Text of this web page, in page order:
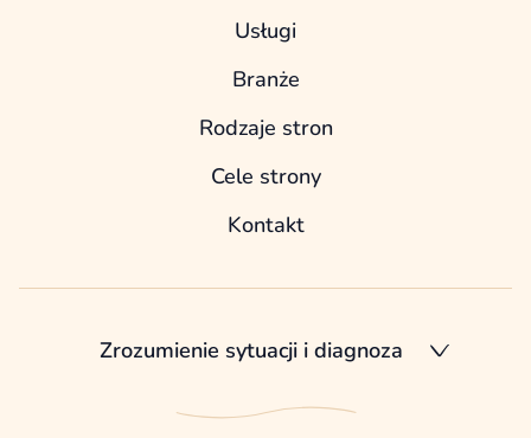
Usługi
Branże
Rodzaje stron
Cele strony
Kontakt
Zrozumienie sytuacji i diagnoza